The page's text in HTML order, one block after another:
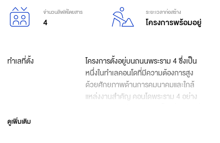
จำนวนลิฟต์โดยสาร
4
ระยะเวลาก่อสร้าง
โครงการพร้อมอยู่
ทำเลที่ตั้ง
โครงการตั้งอยู่บนถนนพระราม 4 ซึ่งเป็น
หนึ่งในทำเลคอนโดที่มีความต้องการสูง
ด้วยศักยภาพด้านการคมนาคมและใกล้
แหล่งงานสำคัญ คอนโดพระราม 4 อย่าง
ดูเพิ่มเติม